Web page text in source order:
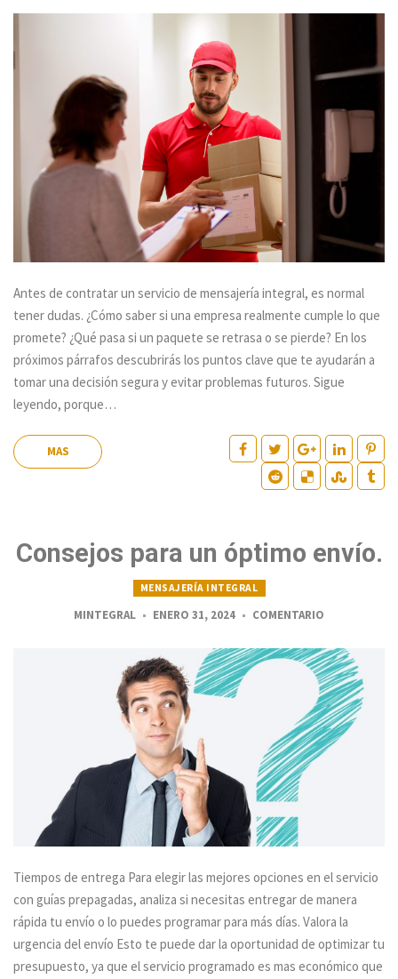
Antes de contratar un servicio de mensajería integral, es normal
tener dudas. ¿Cómo saber si una empresa realmente cumple lo que
promete? ¿Qué pasa si un paquete se retrasa o se pierde? En los
próximos párrafos descubrirás los puntos clave que te ayudarán a
tomar una decisión segura y evitar problemas futuros. Sigue
leyendo, porque…
MAS
Consejos para un óptimo envío.
MENSAJERÍA INTEGRAL
MINTEGRAL ENERO 31, 2024 COMENTARIO
Tiempos de entrega Para elegir las mejores opciones en el servicio
con guías prepagadas, analiza si necesitas entregar de manera
rápida tu envío o lo puedes programar para más días. Valora la
urgencia del envío Esto te puede dar la oportunidad de optimizar tu
presupuesto, ya que el servicio programado es mas económico que